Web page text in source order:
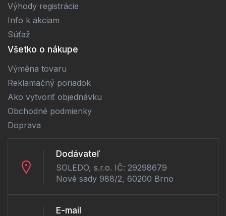
Výhody registrácie
Info k akciam
Súťaž
Všetko o nákupe
Výměna tovaru
Reklamačný poriadok
Ako vytvoriť objednávku
Obchodné podmienky
Doprava
Dodávateľ
SOLEDO, s.r.o. IČ: 29298679
Nové sady 988/2, 60200 Brno
E-mail